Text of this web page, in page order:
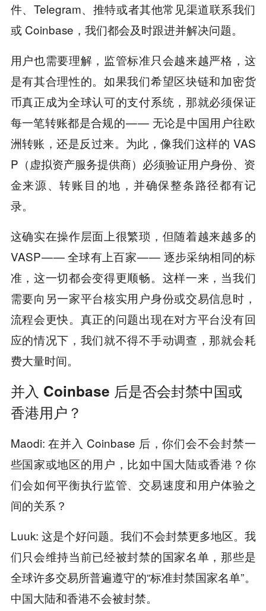
件、Telegram、推特或者其他常见渠道联系我们
或 Coinbase，我们都会及时跟进并解决问题。
用户也需要理解，监管标准只会越来越严格，这
是有其合理性的。如果我们希望区块链和加密货
币真正成为全球认可的支付系统，那就必须保证
每一笔转账都是合规的 — — 无论是中国用户往欧
洲转账，还是反过来。为此，像我们这样的 VAS
P（虚拟资产服务提供商）必须验证用户身份、资
金来源、转账目的地，并确保整条路径都有记
录。
这确实在操作层面上很繁琐，但随着越来越多的
VASP — — 全球有上百家 — — 逐步采纳相同的标
准，这一切都会变得更顺畅。这样一来，当我们
需要向另一家平台核实用户身份或交易信息时，
流程会更快。真正的问题出现在对方平台没有回
应的情况下，我们就不得不手动调查，那就会耗
费大量时间。
并入 Coinbase 后是否会封禁中国或
香港用户？
Maodi: 在并入 Coinbase 后，你们会不会封禁一
些国家或地区的用户，比如中国大陆或香港？你
们会如何平衡执行监管、交易速度和用户体验之
间的关系？
Luuk: 这是个好问题。我们不会封禁更多地区。我
们只会维持当前已经被封禁的国家名单，那些是
全球许多交易所普遍遵守的“标准封禁国家名单”。
中国大陆和香港不会被封禁。